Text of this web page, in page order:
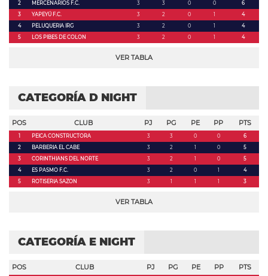
2 MERCENARIOS F.C. 3 3 0 0
6
3
YAPEYÚ F.C. 3 2 0 1
4
4
PELUQUERIA IRG 3 2 0 1
4
5
LOS PIBES DE COLON 3 2 0 1 4
VER TABLA
CATEGORÍA D NIGHT
POS CLUB PJ PG PE PP PTS
1 PEICA CONSTRUCTORA 3 3 0 0
6
2
BARBERIA EL CABE 3 2 1 0
5
3
CORINTHIANS DEL NORTE 3 2 1 0
5
4
ES PASMO F.C. 3 2 0 1
4
5
ROTISERIA SAZON 3 1 1 1 3
VER TABLA
CATEGORÍA E NIGHT
POS CLUB PJ PG PE PP PTS